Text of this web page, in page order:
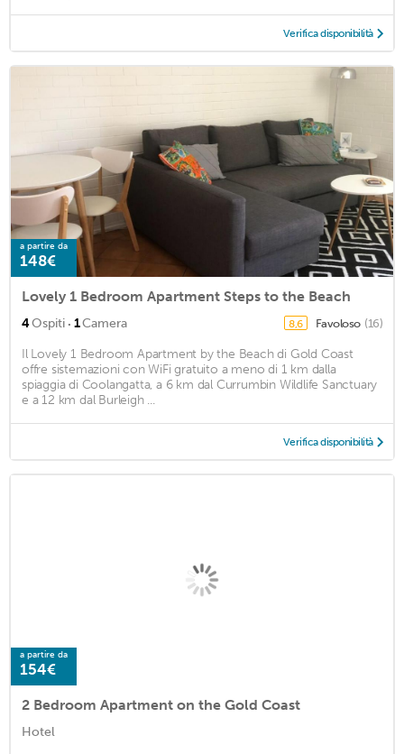
Verifica disponibilità
a partire da
148€
Lovely 1 Bedroom Apartment Steps to the Beach
4Ospiti · 1Camera 8,6 Favoloso (16)
Il Lovely 1 Bedroom Apartment by the Beach di Gold Coast
offre sistemazioni con WiFi gratuito a meno di 1 km dalla
spiaggia di Coolangatta, a 6 km dal Currumbin Wildlife Sanctuary
e a 12 km dal Burleigh ...
Verifica disponibilità
a partire da
154€
2 Bedroom Apartment on the Gold Coast
Hotel